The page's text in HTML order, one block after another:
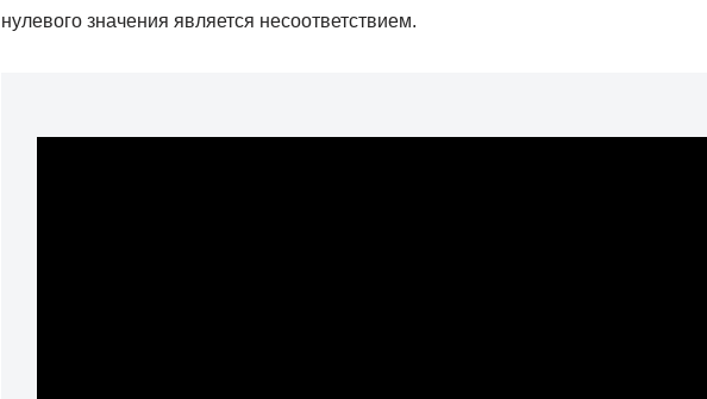
нулевого значения является несоответствием.